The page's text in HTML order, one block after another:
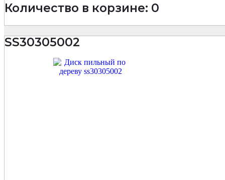
пильный
дереву
мм
Woodcutter
Professional
Количество в корзине: 0
SS30305002